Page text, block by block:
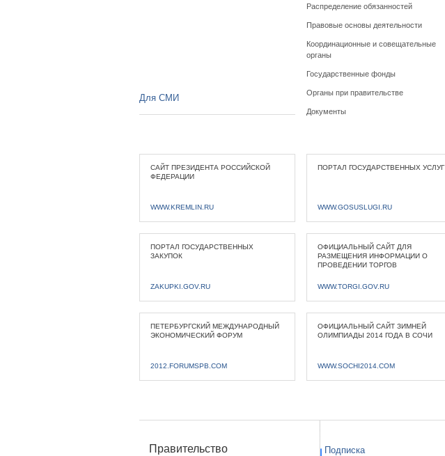
Распределение обязанностей
Правовые основы деятельности
Координационные и совещательные
органы
Государственные фонды
Органы при правительстве
Документы
Для СМИ
САЙТ ПРЕЗИДЕНТА РОССИЙСКОЙ
ФЕДЕРАЦИИ
WWW.KREMLIN.RU
ПОРТАЛ ГОСУДАРСТВЕННЫХ УСЛУГ
WWW.GOSUSLUGI.RU
ПОРТАЛ ГОСУДАРСТВЕННЫХ
ЗАКУПОК
ZAKUPKI.GOV.RU
ОФИЦИАЛЬНЫЙ САЙТ ДЛЯ
РАЗМЕЩЕНИЯ ИНФОРМАЦИИ О
ПРОВЕДЕНИИ ТОРГОВ
WWW.TORGI.GOV.RU
ПЕТЕРБУРГСКИЙ МЕЖДУНАРОДНЫЙ
ЭКОНОМИЧЕСКИЙ ФОРУМ
2012.FORUMSPB.COM
ОФИЦИАЛЬНЫЙ САЙТ ЗИМНЕЙ
ОЛИМПИАДЫ 2014 ГОДА В СОЧИ
WWW.SOCHI2014.COM
Правительство Подписка